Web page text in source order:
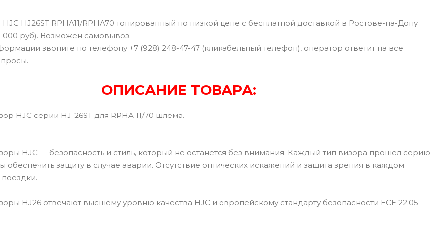
HJ26ST RPHA11/RPHA70 тонированный по низкой цене с бесплатной доставкой в Ростове-на-Дону
000 руб). Возможен самовывоз.
звоните по телефону +7 (928) 248-47-47 (кликабельный телефон), оператор ответит на все
ОПИСАНИЕ ТОВАРА:
HJC серии HJ-26ST для RPHA 11/70 шлема.
HJC — безопасность и стиль, который не останется без внимания. Каждый тип визора прошел серию
обеспечить защиту в случае аварии. Отсутствие оптических искажений и защита зрения в каждом
HJ26 отвечают высшему уровню качества HJC и европейскому стандарту безопасности ECE 22.05